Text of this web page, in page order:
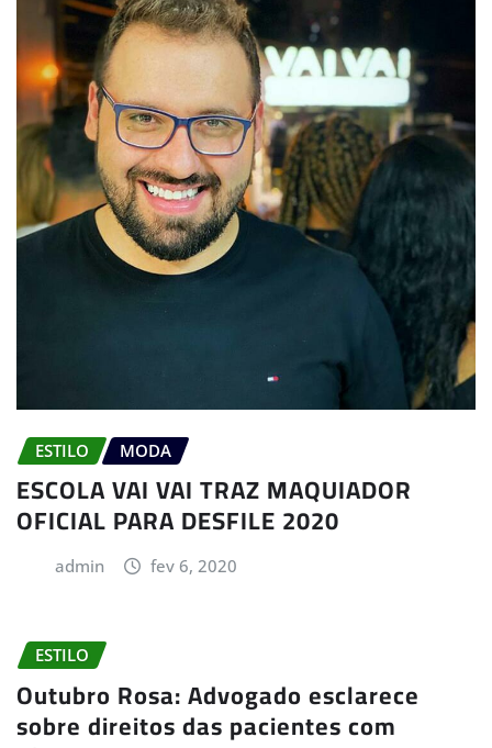
ESTILO MODA
ESCOLA VAI VAI TRAZ MAQUIADOR
OFICIAL PARA DESFILE 2020
admin fev 6, 2020
ESTILO
Outubro Rosa: Advogado esclarece
sobre direitos das pacientes com